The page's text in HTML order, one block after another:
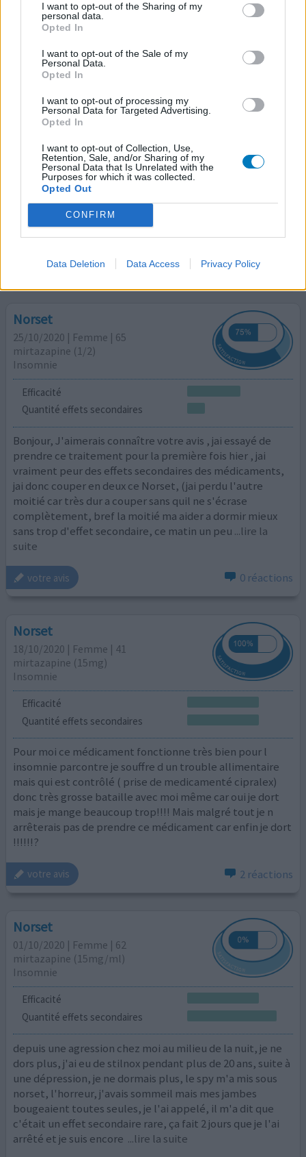
I want to opt-out of the Sharing of my
personal data.
Opted In
I want to opt-out of the Sale of my
Personal Data.
Opted In
I want to opt-out of processing my
Personal Data for Targeted Advertising.
Opted In
I want to opt-out of Collection, Use,
Retention, Sale, and/or Sharing of my
Personal Data that Is Unrelated with the
Purposes for which it was collected.
Opted Out
CONFIRM
Data Deletion Data Access Privacy Policy
Norset
mirtazapine (15mg)
Insomnie
Efficacité
Quantité effets secondaires
Bonjour J'ai pris la norset 15 avec le seresta 30mg le soir
ça me fait 2 mois et il y a toujours les effets indésirables
surtout la fatigue et la tête bourré toute la journée On
m'a dit de prendre la norset le matin et pire je sais plus
quoi faire j'attends quelque jour et je retourne au docteur
pour signaler si il n'y a pas d'amélioration Bon courage a
vous
votre avis 0 réactions
Norset
25/10/2020 | Femme | 65
mirtazapine (1/2)
Insomnie
Efficacité
Quantité effets secondaires
Bonjour, J'aimerais connaître votre avis , jai essayé de
prendre ce traitement pour la première fois hier , jai
vraiment peur des effets secondaires des médicaments,
jai donc couper en deux ce Norset, (jai perdu l'autre
moitié car très dur a couper sans quil ne s'écrase
complètement, bref la moitié ma aider a dormir mieux
sans trop d'effet secondaire, ce matin un peu ...lire la
suite
votre avis 0 réactions
Norset
18/10/2020 | Femme | 41
mirtazapine (15mg)
Insomnie
Efficacité
Quantité effets secondaires
Pour moi ce médicament fonctionne très bien pour l
insomnie parcontre je souffre d un trouble allimentaire
mais qui est contrôlé ( prise de medicamenté cipralex)
donc très grosse bataille avec moi même car oui je dort
mais je mange beaucoup trop!!!! Mais malgré tout je n
arrêterais pas de prendre ce médicament car enfin je dort
!!!!!!?
votre avis 2 réactions
Norset
01/10/2020 | Femme | 62
mirtazapine (15mg/ml)
Insomnie
Efficacité
Quantité effets secondaires
depuis une agression chez moi au milieu de la nuit, je ne
dors plus, j'ai eu de stilnox pendant plus de 20 ans, suite à
une dépression, je ne dormais plus, le spy m'a mis sous
norset, l'horreur, j'avais sommeil mais mes jambes
bougeaient toutes seules, je l'ai appelé, il m'a dit que
c'était un effet secondaire rare, ça fait 2 jours que je l'ai
arrêté et je suis encore ...lire la suite